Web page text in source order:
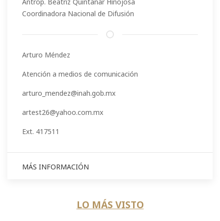
Coordinadora Nacional de Difusión
Arturo Méndez
Atención a medios de comunicación
arturo_mendez@inah.gob.mx
artest26@yahoo.com.mx
Ext. 417511
MÁS INFORMACIÓN
LO MÁS VISTO